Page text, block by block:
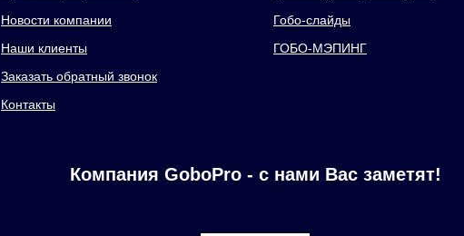
Новости компании
Наши клиенты
Заказать обратный звонок
Контакты
Гобо-слайды
ГОБО-МЭПИНГ
Компания GoboPro - с нами Вас заметят!